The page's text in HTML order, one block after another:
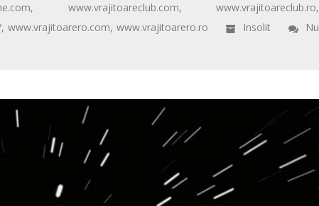
, www.vrajitoareclub.com,www.vrajitoareclub.ro,
,www.vrajitoarero.com,www.vrajitoarero.ro Insolit
Nu